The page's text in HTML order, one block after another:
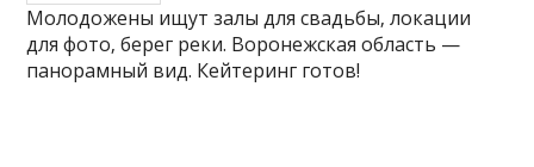
Молодожены ищут залы для свадьбы‚ локации
для фото‚ берег реки. Воронежская область —
панорамный вид. Кейтеринг готов!